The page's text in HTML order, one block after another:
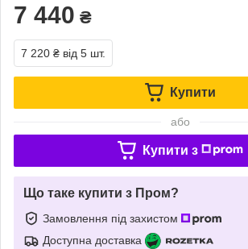
7 440 ₴
7 220 ₴ від 5 шт.
Купити
або
Купити з
Що таке купити з Пром?
Замовлення під захистом
Доступна доставка